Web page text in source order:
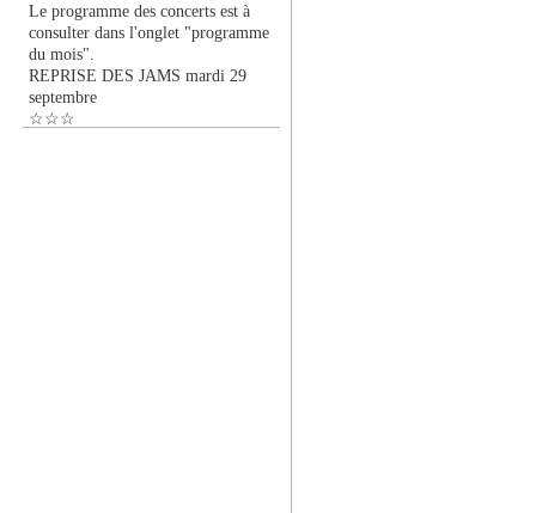
Le programme des concerts est à
consulter dans l'onglet "programme
du mois".
REPRISE DES JAMS mardi 29
septembre
☆☆☆